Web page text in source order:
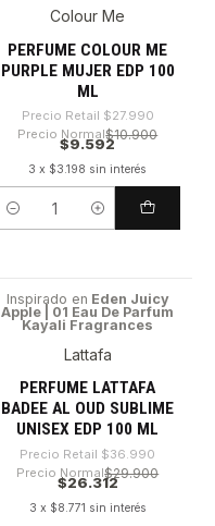
Colour Me
PERFUME COLOUR ME
PURPLE MUJER EDP 100
ML
Precio Retail $27.990
Precio Normal$10.900
$9.592
3 x $3.198 sin interés
Cantidad
-28%
Inspirado en Eden Juicy
Apple | 01 Eau De Parfum
Kayali Fragrances
Lattafa
PERFUME LATTAFA
BADEE AL OUD SUBLIME
UNISEX EDP 100 ML
Precio Retail $36.990
Precio Normal$29.900
$26.312
3 x $8.771 sin interés